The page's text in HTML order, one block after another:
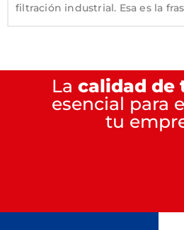
filtración industrial. Esa es la
La calidad de
esencial para
tu